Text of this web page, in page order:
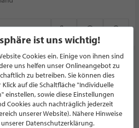
- Dr. Thorsten Schmidt
(3)
10
ist uns wichtig!
Cookies ein. Einige von ihnen sind
uns helfen unser Onlineangebot zu
zu betreiben. Sie können dies
auf die Schaltfläche "Individuelle
einstellen, sowie diese Einstellungen
Cookies auch nachträglich jederzeit
unserer Website). Nähere Hinweise
Datenschutzerklärung.